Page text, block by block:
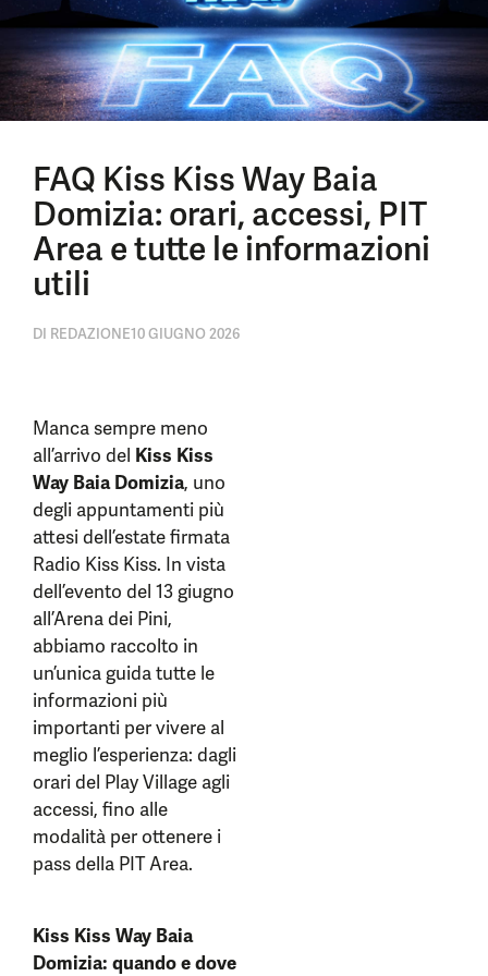
FAQ Kiss Kiss Way Baia
Domizia: orari, accessi, PIT
Area e tutte le informazioni
utili
DI REDAZIONE10 GIUGNO 2026
Manca sempre meno
all’arrivo del Kiss Kiss
Way Baia Domizia, uno
degli appuntamenti più
attesi dell’estate firmata
Radio Kiss Kiss. In vista
dell’evento del 13 giugno
all’Arena dei Pini,
abbiamo raccolto in
un’unica guida tutte le
informazioni più
importanti per vivere al
meglio l’esperienza: dagli
orari del Play Village agli
accessi, fino alle
modalità per ottenere i
pass della PIT Area.
Kiss Kiss Way Baia
Domizia: quando e dove